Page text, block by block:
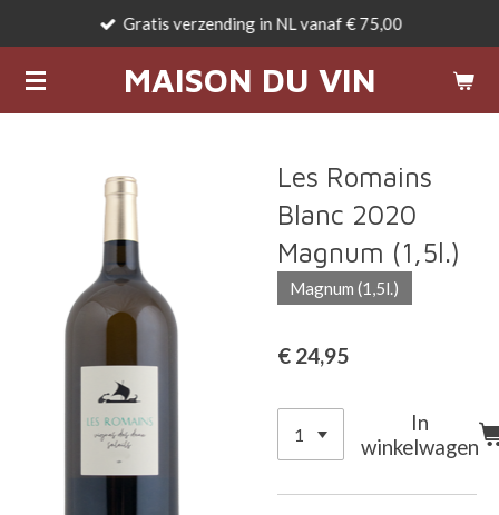
naar
de
MAISON DU VIN
Gratis verzending in NL vanaf € 75,00
Les Romains
Blanc 2020
Magnum (1,5l.)
Magnum (1,5l.)
€ 24,95
In
winkelwagen